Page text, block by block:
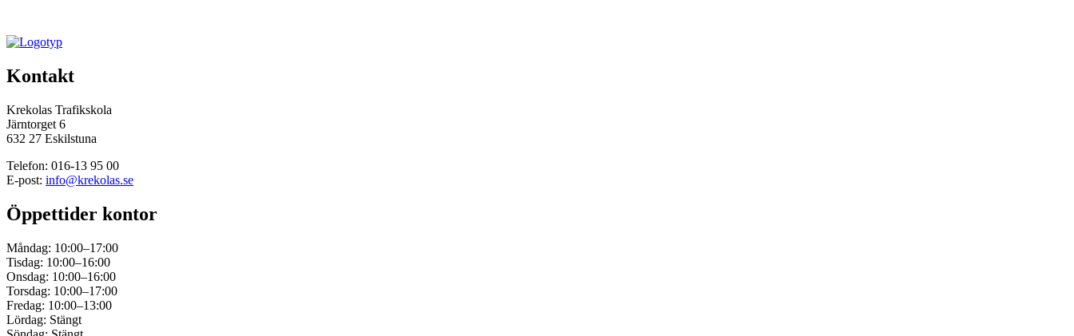
Kontakt
Krekolas Trafikskola
Järntorget 6
632 27 Eskilstuna
Telefon: 016-13 95 00
E-post: info@krekolas.se
Öppettider kontor
Måndag: 10:00–17:00
Tisdag: 10:00–16:00
Onsdag: 10:00–16:00
Torsdag: 10:00–17:00
Fredag: 10:00–13:00
Lördag: Stängt